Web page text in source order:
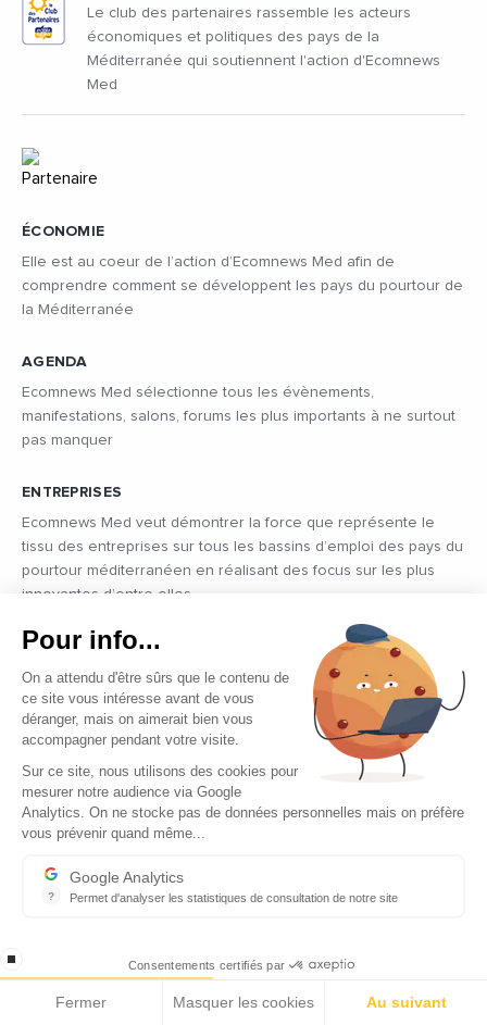
ÉCONOMIE
Elle est au coeur de l’action d’Ecomnews Med afin de
comprendre comment se développent les pays du pourtour de
la Méditerranée
AGENDA
Ecomnews Med sélectionne tous les évènements,
manifestations, salons, forums les plus importants à ne surtout
pas manquer
ENTREPRISES
Ecomnews Med veut démontrer la force que représente le
tissu des entreprises sur tous les bassins d’emploi des pays du
pourtour méditerranéen en réalisant des focus sur les plus
innovantes d’entre elles.
VIDÉOS
Retrouvez tous les reportages et interviews de terrain réalisés
par nos journalistes professionnels sur les acteurs les plus
dynamiques des pays du pourtour méditerranéen.
EMPLOI
C’est une priorité pour Ecomnews Med d’aider les personnes
qui recherchent un emploi ou une formation.
DÉCIDEURS
Le club des partenaires rassemble les acteurs
économiques et politiques des pays de la
Méditerranée qui soutiennent l'action d'Ecomnews
Med
Pour info...
On a attendu d'être sûrs que le contenu de
ce site vous intéresse avant de vous
déranger, mais on aimerait bien vous
accompagner pendant votre visite.
Sur ce site, nous utilisons des cookies pour
mesurer notre audience via Google
Analytics. On ne stocke pas de données personnelles mais on préfère
vous prévenir quand même...
?
Google Analytics
Permet d'analyser les statistiques de consultation de notre site
stop loading Consentements certifiés par
Fermer Masquer les cookies Au suivant